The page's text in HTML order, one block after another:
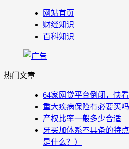
网站首页
财经知识
百科知识
热门文章
64家网贷平台倒闭，快
重大疾病保险有必要买
产权比率一般多少合适
牙买加体系不具备的特
是什么？）